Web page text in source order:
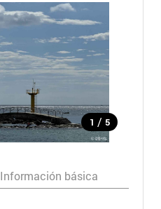
1 / 5
Información básica